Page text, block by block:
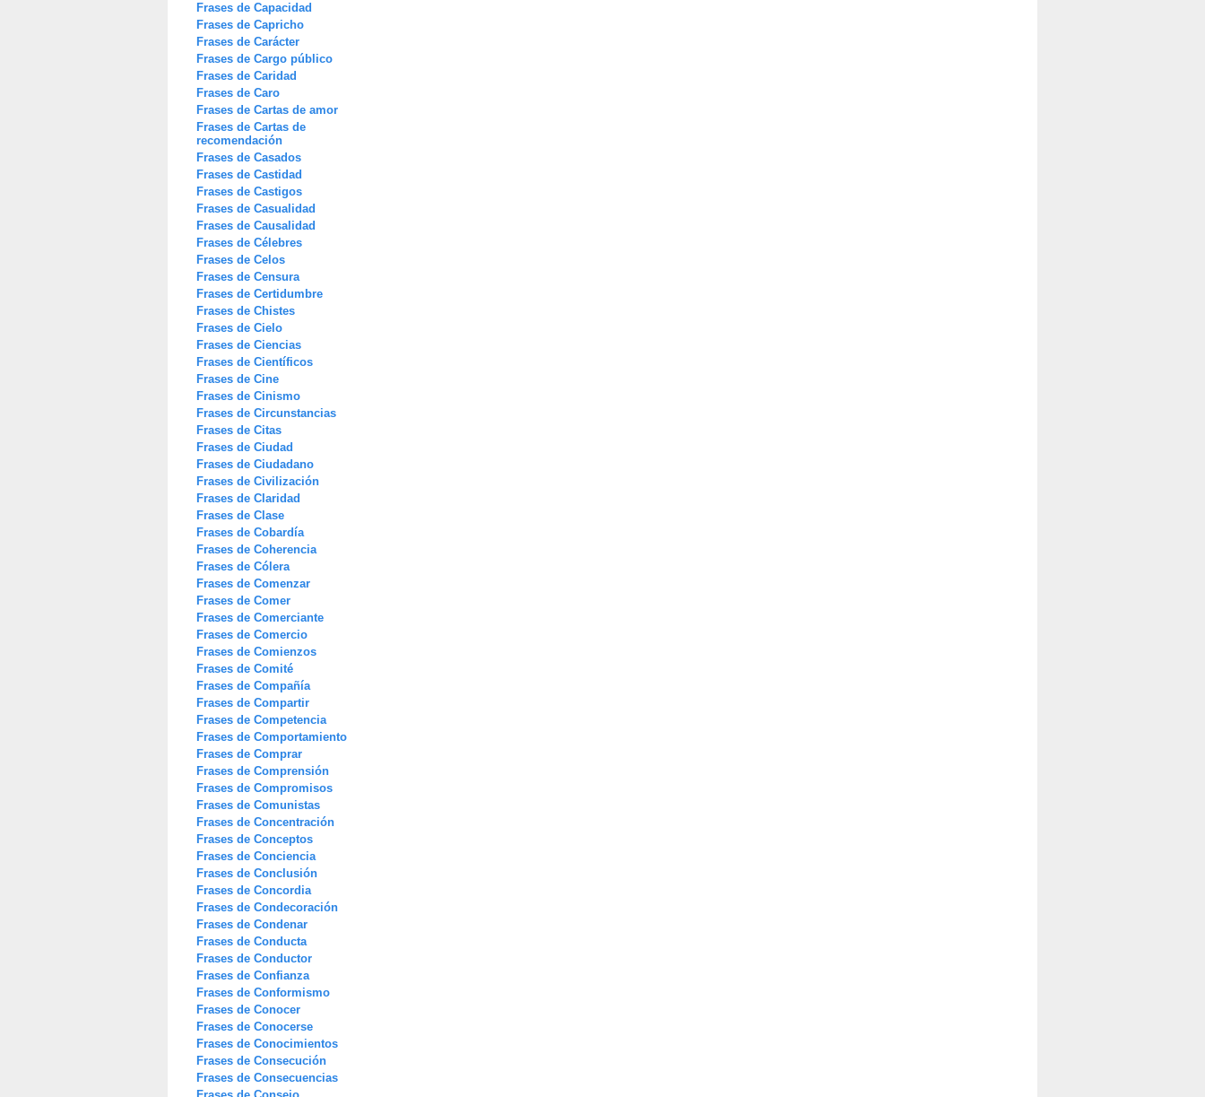
Frases de Capacidad
Frases de Capricho
Frases de Carácter
Frases de Cargo público
Frases de Caridad
Frases de Caro
Frases de Cartas de amor
Frases de Cartas de
recomendación
Frases de Casados
Frases de Castidad
Frases de Castigos
Frases de Casualidad
Frases de Causalidad
Frases de Célebres
Frases de Celos
Frases de Censura
Frases de Certidumbre
Frases de Chistes
Frases de Cielo
Frases de Ciencias
Frases de Científicos
Frases de Cine
Frases de Cinismo
Frases de Circunstancias
Frases de Citas
Frases de Ciudad
Frases de Ciudadano
Frases de Civilización
Frases de Claridad
Frases de Clase
Frases de Cobardía
Frases de Coherencia
Frases de Cólera
Frases de Comenzar
Frases de Comer
Frases de Comerciante
Frases de Comercio
Frases de Comienzos
Frases de Comité
Frases de Compañía
Frases de Compartir
Frases de Competencia
Frases de Comportamiento
Frases de Comprar
Frases de Comprensión
Frases de Compromisos
Frases de Comunistas
Frases de Concentración
Frases de Conceptos
Frases de Conciencia
Frases de Conclusión
Frases de Concordia
Frases de Condecoración
Frases de Condenar
Frases de Conducta
Frases de Conductor
Frases de Confianza
Frases de Conformismo
Frases de Conocer
Frases de Conocerse
Frases de Conocimientos
Frases de Consecución
Frases de Consecuencias